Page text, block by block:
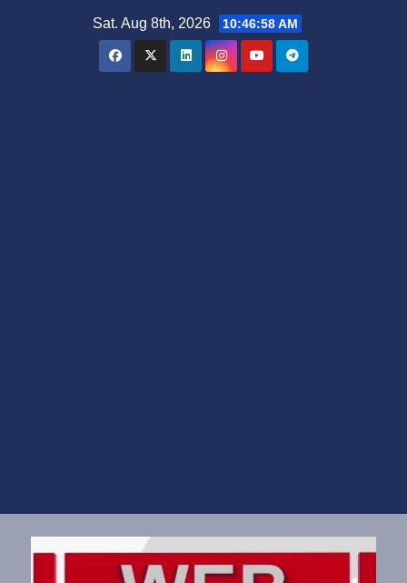
Sat. Aug 8th, 2026 10:46:59 AM